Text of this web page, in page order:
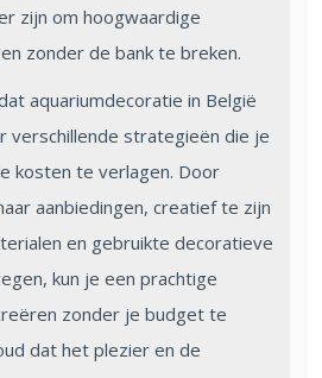
zijn om hoogwaardige
zonder de bank te breken.
aquariumdecoratie in België
verschillende strategieën die je
kosten te verlagen. Door
aanbiedingen, creatief te zijn
en gebruikte decoratieve
kun je een prachtige
zonder je budget te
dat het plezier en de